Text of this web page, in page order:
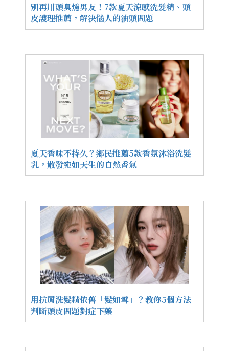
別再用頭臭燻男友！7款夏天涼感洗髮精、頭
皮護理推薦，解決惱人的油頭問題
夏天香味不持久？鄉民推薦5款香氛沐浴洗髮
乳，散發宛如天生的自然香氣
用抗屑洗髮精依舊「髮如雪」？教你5個方法
判斷頭皮問題對症下藥